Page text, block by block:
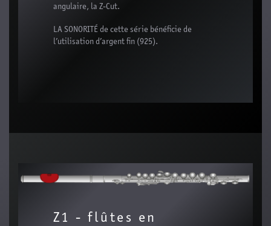
angulaire, la Z-Cut.
LA SONORITÉ de cette série bénéficie de
l’utilisation d’argent fin (925).
Z1 - flûtes en